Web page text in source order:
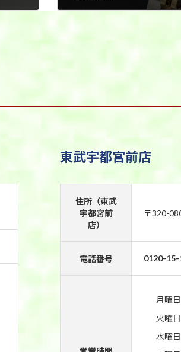
東武宇都宮前店
住所（東武
宇都宮前
店）
〒320-
電話番号 0120-15-
月曜日
火曜日
水曜日